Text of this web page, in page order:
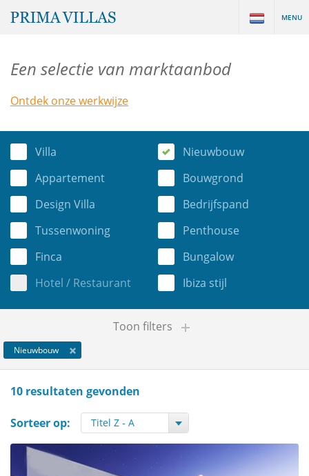
MENU
Een selectie van marktaanbod
Ontdek onze werkwijze
Villa
Nieuwbouw
Appartement
Bouwgrond
Design Villa
Bedrijfspand
Tussenwoning
Penthouse
Finca
Bungalow
Hotel / Restaurant
Ibiza stijl
Toon filters
Nieuwbouw
10 resultaten gevonden
Sorteer op: